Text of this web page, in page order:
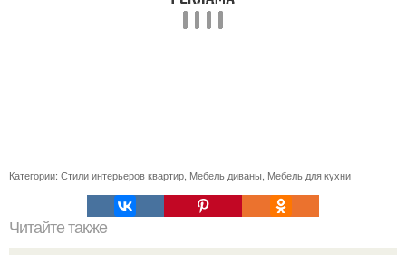
Категории: Стили интерьеров квартир, Мебель диваны, Мебель для кухни
Читайте также